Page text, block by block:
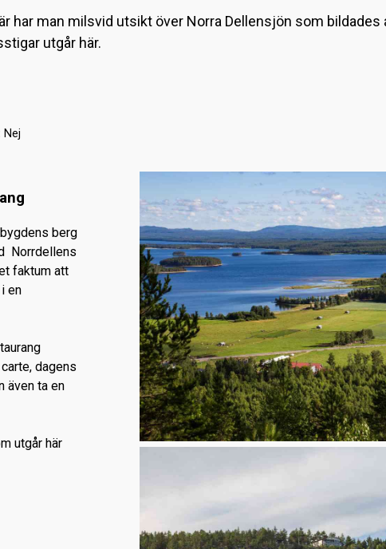
har man milsvid utsikt över Norra Dellensjön som
utgår här.
Nej
berg
Norrdellens
faktum att
en
dagens
även ta en
utgår här